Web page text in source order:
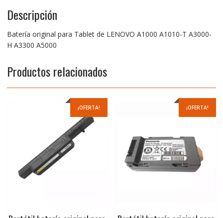
Descripción
Batería original para Tablet de LENOVO A1000 A1010-T A3000-
H A3300 A5000
Productos relacionados
¡OFERTA! ¡OFERTA!